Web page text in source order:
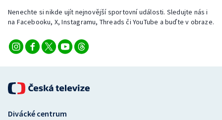
Nenechte si nikde ujít nejnovější sportovní události. Sledujte nás i
na Facebooku, X, Instagramu, Threads či YouTube a buďte v obraze.
Divácké centrum